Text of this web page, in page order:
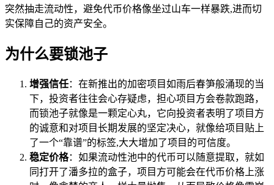
突然抽走流动性，避免代币价格像坐过山车一样暴跌,进而切
实保障自己的资产安全。
为什么要锁池子
增强信任：在新推出的加密项目如雨后春笋般涌现的当
下，投资者往往会心存疑虑，担心项目方会卷款跑路，
而锁池子就像是一颗定心丸，它向投资者表明了项目方
的诚意和对项目长期发展的坚定决心，就像给项目贴上
了一个“靠谱”的标签,大大增加了项目的可信度。
稳定价格：如果流动性池中的代币可以随意提取，就如
同打开了潘多拉的盒子，项目方可能会在代币价格上涨